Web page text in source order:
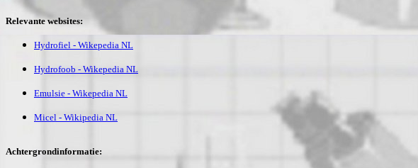
Relevante websites:
Hydrofiel - Wikepedia NL
Hydrofoob - Wikepedia NL
Emulsie - Wikepedia NL
Micel - Wikipedia NL
Achtergrondinformatie: